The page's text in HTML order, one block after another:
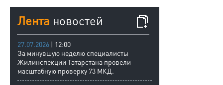
Лента новостей
27.07.2026 | 12:00
За минувшую неделю специалисты
Жилинспекции Татарстана провели
масштабную проверку 73 МКД.